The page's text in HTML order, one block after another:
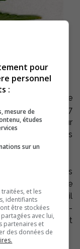
la drogue de
ce mardi 27
en attente de leur
certaines
de cannabis
à cette
12 ou le 20 avril
à Saint-
et avaient
Tracy.
pour
personnel
:
mesure de
études
sur un
et les
identifiants
être stockées
avec lui,
partenaires et
des données de